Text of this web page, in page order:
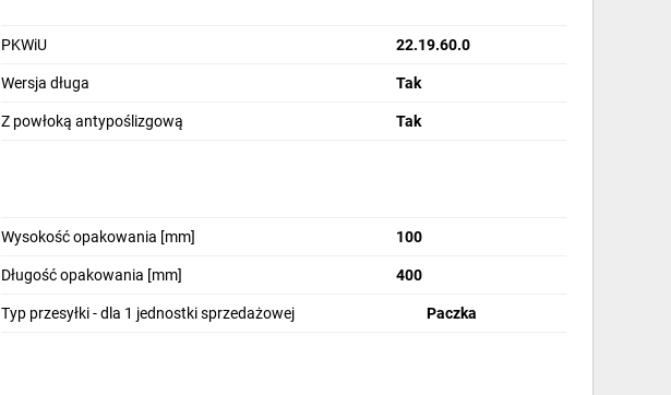
PKWiU 22.19.60.0
Wersja długa Tak
Z powłoką antypoślizgową Tak
Wysokość opakowania [mm] 100
Długość opakowania [mm] 400
Typ przesyłki - dla 1 jednostki sprzedażowej Paczka